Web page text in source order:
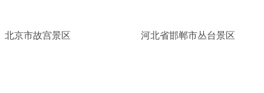
北京市故宫景区 河北省邯郸市丛台景区